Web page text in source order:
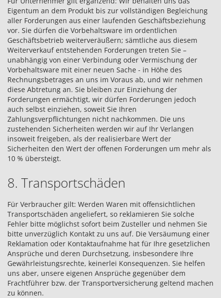
Eigentum an dem Produkt bis zur vollständigen Begleichung
aller Forderungen aus einer laufenden Geschäftsbeziehung
vor. Sie dürfen die Vorbehaltsware im ordentlichen
Geschäftsbetrieb weiterveräußern; sämtliche aus diesem
Weiterverkauf entstehenden Forderungen treten Sie –
unabhängig von einer Verbindung oder Vermischung der
Vorbehaltsware mit einer neuen Sache - in Höhe des
Rechnungsbetrages an uns im Voraus ab, und wir nehmen
diese Abtretung an. Sie bleiben zur Einziehung der
Forderungen ermächtigt, wir dürfen Forderungen jedoch
auch selbst einziehen, soweit Sie Ihren
Zahlungsverpflichtungen nicht nachkommen. Die uns
zustehenden Sicherheiten werden wir auf Ihr Verlangen
insoweit freigeben, als der realisierbare Wert der
Sicherheiten den Wert der offenen Forderungen um mehr als
10 % übersteigt.
8. Transportschäden
Für Verbraucher gilt: Werden Waren mit offensichtlichen
Transportschäden angeliefert, so reklamieren Sie solche
Fehler bitte möglichst sofort beim Zusteller und nehmen Sie
bitte unverzüglich Kontakt zu uns auf. Die Versäumung einer
Reklamation oder Kontaktaufnahme hat für Ihre gesetzlichen
Ansprüche und deren Durchsetzung, insbesondere Ihre
Gewährleistungsrechte, keinerlei Konsequenzen. Sie helfen
uns aber, unsere eigenen Ansprüche gegenüber dem
Frachtführer bzw. der Transportversicherung geltend machen
zu können.